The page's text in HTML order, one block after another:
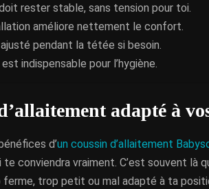
rester stable, sans tension pour toi.
améliore nettement le confort.
pendant la tétée si besoin.
indispensable pour l’hygiène.
adapté à
d’un coussin d’allaitement
conviendra vraiment. C’est souvent là
trop petit ou mal adapté à ta